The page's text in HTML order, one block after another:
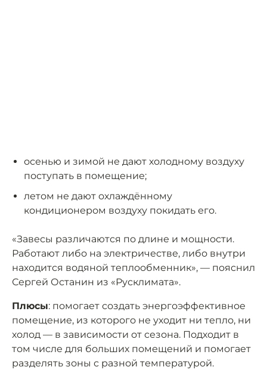
осенью и зимой не дают холодному воздуху
поступать в помещение;
летом не дают охлаждённому
кондиционером воздуху покидать его.
«Завесы различаются по длине и мощности.
Работают либо на электричестве, либо внутри
находится водяной теплообменник», — пояснил
Сергей Останин из «Русклимата».
Плюсы: помогает создать энергоэффективное
помещение, из которого не уходит ни тепло, ни
холод — в зависимости от сезона. Подходит в
том числе для больших помещений и помогает
разделять зоны с разной температурой.